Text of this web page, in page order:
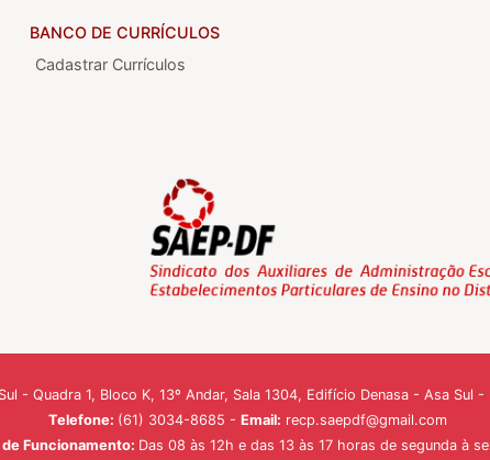
BANCO DE CURRÍCULOS
Cadastrar Currículos
- Quadra 1, Bloco K, 13º Andar, Sala 1304, Edifício Denasa - Asa Sul
Telefone: (61) 3034-8685 - Email: recp.saepdf@gmail.com
Funcionamento: Das 08 às 12h e das 13 às 17 horas de segunda à